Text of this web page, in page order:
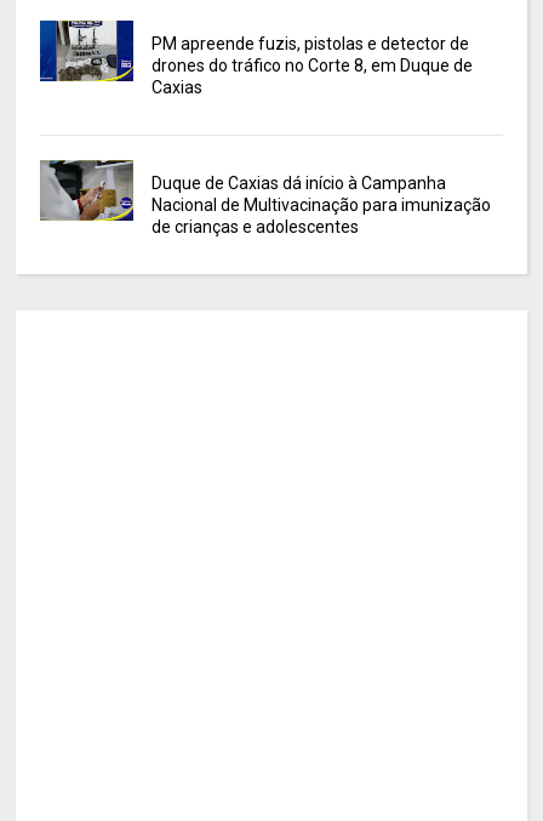
PM apreende fuzis, pistolas e detector de
drones do tráfico no Corte 8, em Duque de
Caxias
Duque de Caxias dá início à Campanha
Nacional de Multivacinação para imunização
de crianças e adolescentes